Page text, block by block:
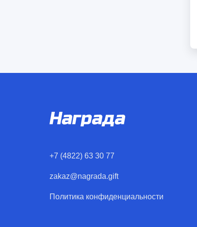
+7 (4822) 63 30 77
zakaz@nagrada.gift
Политика конфиденциальности